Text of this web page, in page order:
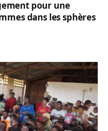
pour une
dans les sphères